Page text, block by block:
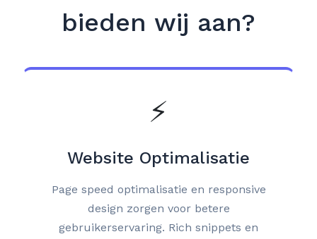
bieden wij aan?
⚡
Website Optimalisatie
Page speed optimalisatie en responsive
design zorgen voor betere
gebruikerservaring. Rich snippets en